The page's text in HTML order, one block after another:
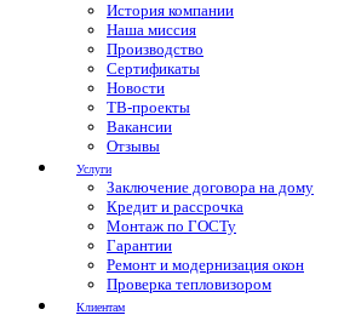
История компании
Наша миссия
Производство
Сертификаты
Новости
ТВ-проекты
Вакансии
Отзывы
Услуги
Заключение договора на дому
Кредит и рассрочка
Монтаж по ГОСТу
Гарантии
Ремонт и модернизация окон
Проверка тепловизором
Клиентам